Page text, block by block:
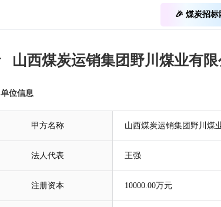
🎉 煤炭招标
山西煤炭运销集团野川煤业有限
单位信息
甲方名称 山西煤炭运销集团野川煤
法人代表 王强
注册资本 10000.00万元